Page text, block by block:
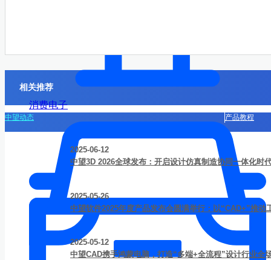
消费电子
相关推荐
中望动态 产品教程
2025-06-12
中望3D 2026全球发布：开启设计仿真制造协同一体化时
2025-05-26
中望软件2025年度产品发布会圆满举行：以“CAD+”推动
2025-05-12
中望CAD携手鸿蒙电脑，打造“多端+全流程”设计行业全